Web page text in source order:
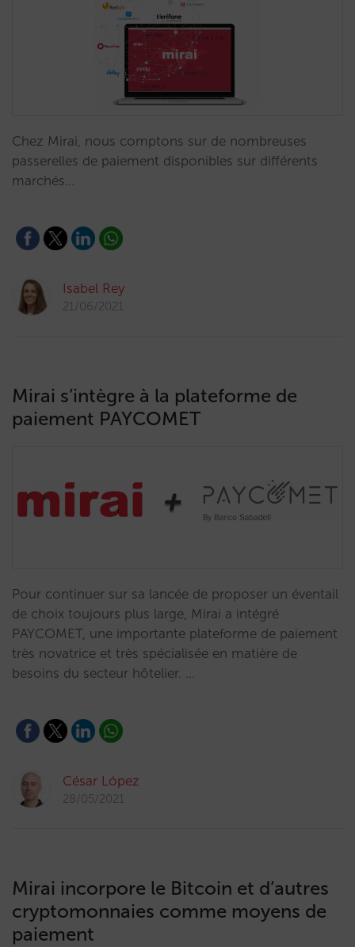
Chez Mirai, nous comptons sur de nombreuses
passerelles de paiement disponibles sur différents
marchés…
Isabel Rey
21/06/2021
Mirai s’intègre à la plateforme de
paiement PAYCOMET
Pour continuer sur sa lancée de proposer un éventail
de choix toujours plus large, Mirai a intégré
PAYCOMET, une importante plateforme de paiement
très novatrice et très spécialisée en matière de
besoins du secteur hôtelier. …
César López
28/05/2021
Mirai incorpore le Bitcoin et d’autres
cryptomonnaies comme moyens de
paiement